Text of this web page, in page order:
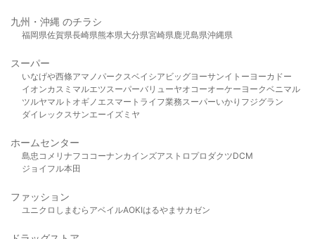
九州・沖縄 のチラシ
福岡県佐賀県長崎県熊本県大分県宮崎県鹿児島県沖縄県
スーパー
いなげや西條アマノパークスベイシア ビッグヨーサンイトーヨーカドー
イオンカスミ マルエツスーパーバリューヤオコーオーケー ヨークベニマル
ツルヤマルト オギノ エスマート ライフ業務スーパーいかり フジグラン
ダイレックスサンエーイズミヤ
ホームセンター
島忠 コメリ ナフコ コーナンカインズアストロプロダクツDCM
ジョイフル本田
ファッション
ユニクロ しまむら アベイルAOKIはるやま サカゼン